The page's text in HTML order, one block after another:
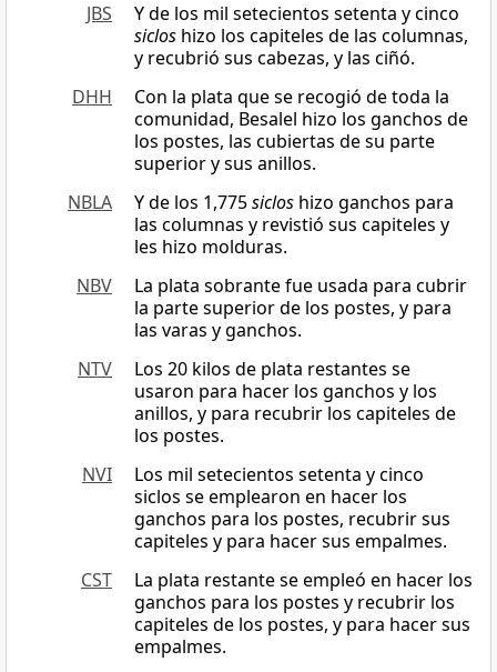
JBS
Y de los mil setecientos setenta y cinco
siclos hizo los capiteles de las columnas,
y recubrió sus cabezas, y las ciñó.
DHH
Con la plata que se recogió de toda la
comunidad, Besalel hizo los ganchos de
los postes, las cubiertas de su parte
superior y sus anillos.
NBLA
Y de los 1,775siclos hizo ganchos para
las columnas y revistió sus capiteles y
les hizo molduras.
NBV
La plata sobrante fue usada para cubrir
la parte superior de los postes, y para
las varas y ganchos.
NTV
Los 20 kilos de plata restantes se
usaron para hacer los ganchos y los
anillos, y para recubrir los capiteles de
los postes.
NVI
Los mil setecientos setenta y cinco
siclos se emplearon en hacer los
ganchos para los postes, recubrir sus
capiteles y para hacer sus empalmes.
CST
La plata restante se empleó en hacer los
ganchos para los postes y recubrir los
capiteles de los postes, y para hacer sus
empalmes.